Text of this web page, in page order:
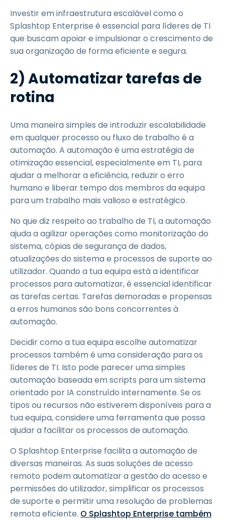
Investir em infraestrutura escalável como o
Splashtop Enterprise é essencial para líderes de TI
que buscam apoiar e impulsionar o crescimento de
sua organização de forma eficiente e segura.
2) Automatizar tarefas de
rotina
Uma maneira simples de introduzir escalabilidade
em qualquer processo ou fluxo de trabalho é a
automação. A automação é uma estratégia de
otimização essencial, especialmente em TI, para
ajudar a melhorar a eficiência, reduzir o erro
humano e liberar tempo dos membros da equipa
para um trabalho mais valioso e estratégico.
No que diz respeito ao trabalho de TI, a automação
ajuda a agilizar operações como monitorização do
sistema, cópias de segurança de dados,
atualizações do sistema e processos de suporte ao
utilizador. Quando a tua equipa está a identificar
processos para automatizar, é essencial identificar
as tarefas certas. Tarefas demoradas e propensas
a erros humanos são bons concorrentes à
automação.
Decidir como a tua equipa escolhe automatizar
processos também é uma consideração para os
líderes de TI. Isto pode parecer uma simples
automação baseada em scripts para um sistema
orientado por IA construído internamente. Se os
tipos ou recursos não estiverem disponíveis para a
tua equipa, considere uma ferramenta que possa
ajudar a facilitar os processos de automação.
O Splashtop Enterprise facilita a automação de
diversas maneiras. As suas soluções de acesso
remoto podem automatizar a gestão do acesso e
permissões do utilizador, simplificar os processos
de suporte e permitir uma resolução de problemas
remota eficiente. O Splashtop Enterprise também